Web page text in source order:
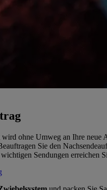
ohne Umweg an Ihre neue
Sie den
Sendungen erreichen